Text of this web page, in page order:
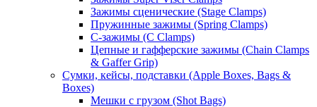
Зажимы сценические (Stage Clamps)
Пружинные зажимы (Spring Clamps)
С-зажимы (C Clamps)
Цепные и гафферские зажимы (Chain Clamps
& Gaffer Grip)
Сумки, кейсы, подставки (Apple Boxes, Bags &
Boxes)
Мешки с грузом (Shot Bags)